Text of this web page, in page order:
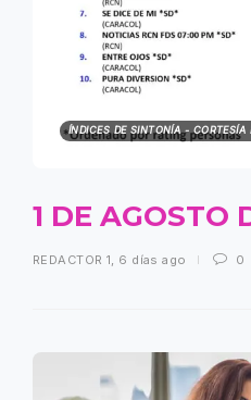
ÍNDICES DE SINTONÍA - CORTESÍA
1 DE AGOSTO
REDACTOR 1 6 días ago 0